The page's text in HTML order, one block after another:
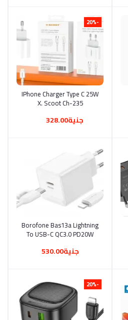
-20%
أضف إلى السلة
IPhone Charger Type C 25W
X. Scoot Ch-235
جنية328.00
أضف إلى السلة
Borofone Bas13a Lightning
To USB-C QC3.0 PD20W
جنية530.00
-20%